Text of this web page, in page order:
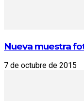
Nueva muestra
7 de octubre de 2015